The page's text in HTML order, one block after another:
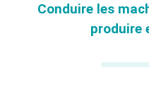
Conduire les
produire